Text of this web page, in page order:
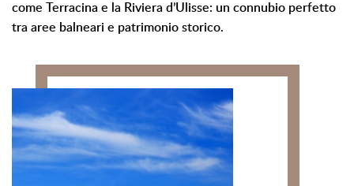
come Terracina e la Riviera d’Ulisse: un connubio perfetto
tra aree balneari e patrimonio storico.